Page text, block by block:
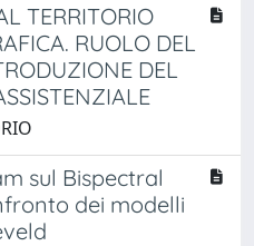
TERRITORIO
RUOLO DEL
DEL
sul Bispectral
dei modelli